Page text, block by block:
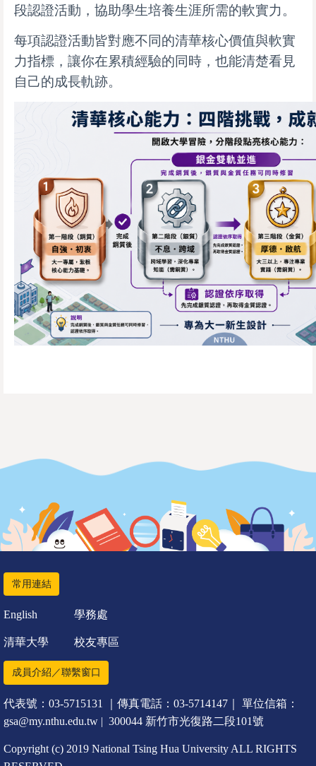
段認證活動，協助學生培養生涯所需的軟實力。
每項認證活動皆對應不同的清華核心價值與軟實
力指標，讓你在累積經驗的同時，也能清楚看見
自己的成長軌跡。
常用連結
English 學務處
清華大學 校友專區
成員介紹／聯繫窗口
代表號：03-5715131 ｜傳真電話：03-5714147｜ 單位信箱：
gsa@my.nthu.edu.tw | 300044 新竹市光復路二段101號
Copyright (c) 2019 National Tsing Hua University ALL RIGHTS